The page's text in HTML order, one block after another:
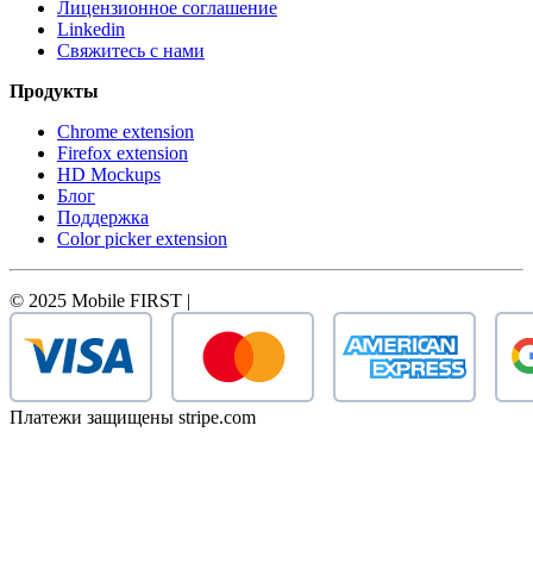
Лицензионное соглашение
Linkedin
Свяжитесь с нами
Продукты
Chrome extension
Firefox extension
HD Mockups
Блог
Поддержка
Color picker extension
© 2025 Mobile FIRST |
Платежи защищены stripe.com